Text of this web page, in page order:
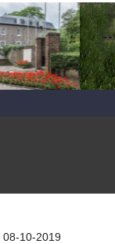
08-10-2019